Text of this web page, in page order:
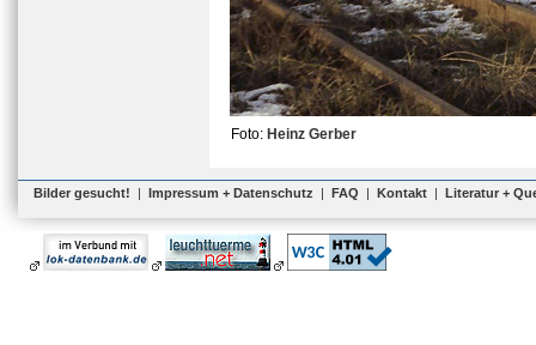
Foto: Heinz Gerber
Bilder gesucht! | Impressum + Datenschutz | FAQ | Kontakt | Literatur +